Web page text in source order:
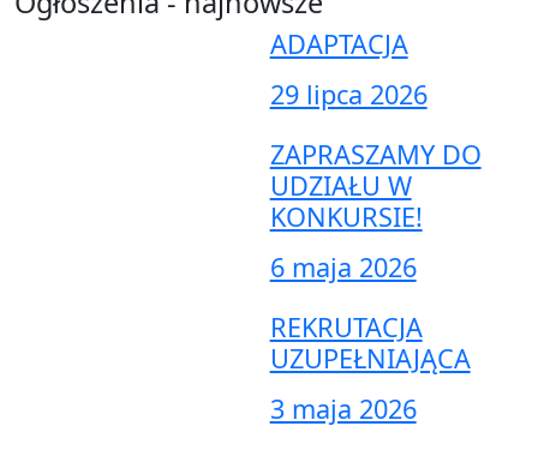
ADAPTACJA
29 lipca 2026
ZAPRASZAMY DO
UDZIAŁU W
KONKURSIE!
6 maja 2026
REKRUTACJA
UZUPEŁNIAJĄCA
3 maja 2026